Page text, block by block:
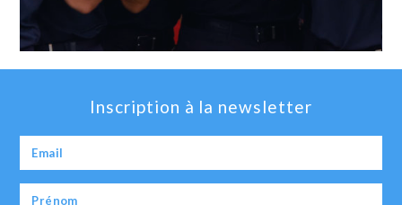
Inscription à la newsletter